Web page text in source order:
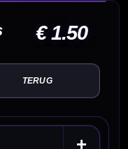
€ 1.50
TERUG
+